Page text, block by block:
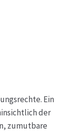
Ein
der
zumutbare